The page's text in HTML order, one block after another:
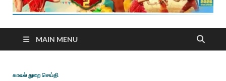
MAIN MENU
காவல் துறை செய்தி